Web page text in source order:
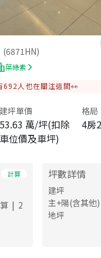
(6871HN)
葉綠素
692 人也在關注這間👀
建坪單價
53.63 萬/坪(扣除
車位價及車坪)
格局
4房
計算
| 2
坪數詳情
建坪
主+陽(含其他)
地坪